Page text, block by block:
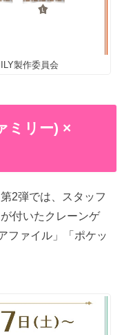
製作委員会
ミリー) ×
2弾では、スタッフ
付いたクレーンゲ
ファイル」「ポケッ